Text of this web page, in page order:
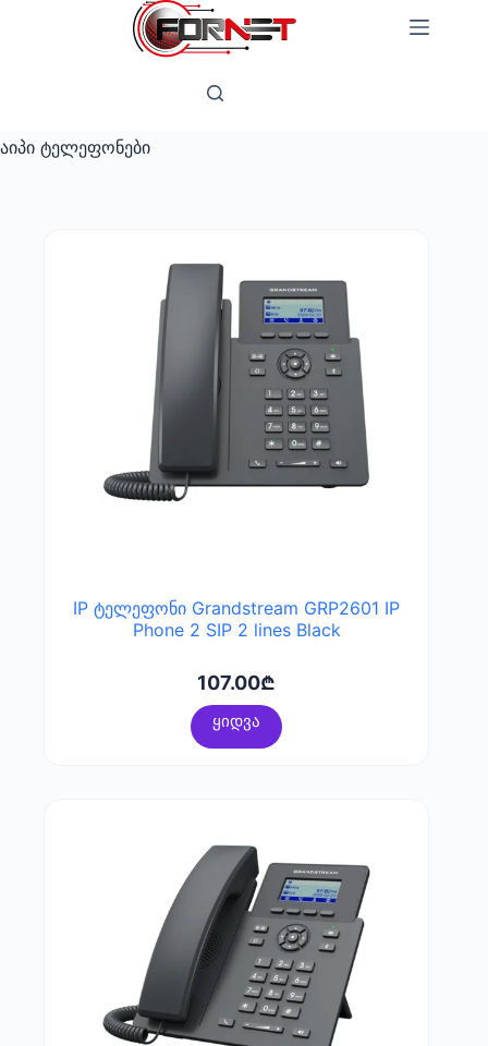
აიპი ტელეფონები
IP ტელეფონი Grandstream GRP2601 IP
Phone 2 SIP 2 lines Black
107.00₾
ყიდვა